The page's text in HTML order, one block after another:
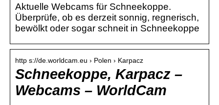
Aktuelle Webcams für Schneekoppe.
Überprüfe, ob es derzeit sonnig, regnerisch,
bewölkt oder sogar schneit in Schneekoppe
http s://de.worldcam.eu › Polen › Karpacz
Schneekoppe, Karpacz –
Webcams – WorldCam